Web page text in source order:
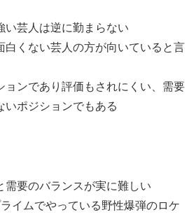
い芸人は逆に勤まらない
白くない芸人の方が向いていると言
ョンであり評価もされにくい、需要
いポジションでもある
需要のバランスが実に難しい
イムでやっている野性爆弾のロケ